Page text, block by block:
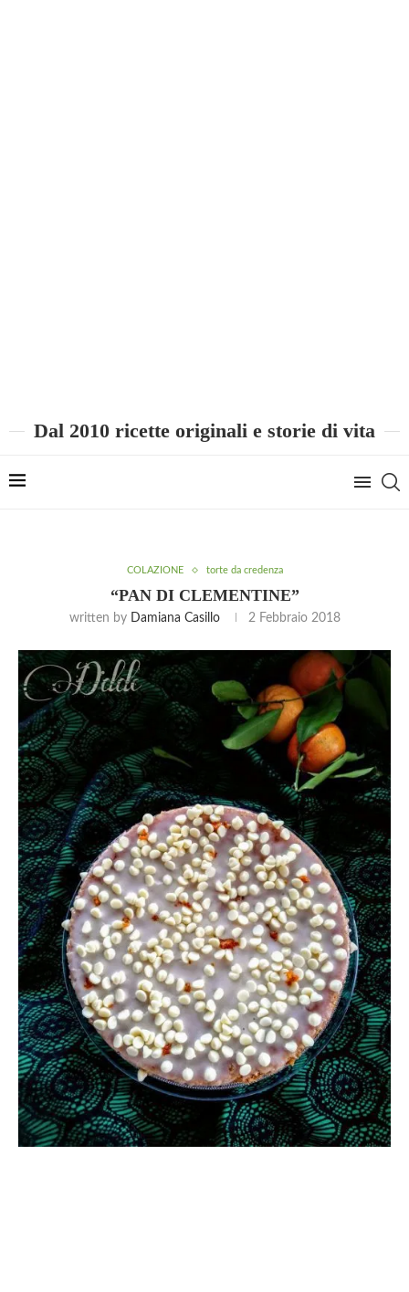
Dal 2010 ricette originali e storie di vita
COLAZIONE torte da credenza
“PAN DI CLEMENTINE”
written by Damiana Casillo 2 Febbraio 2018